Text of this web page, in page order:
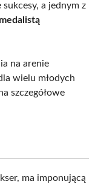
a jednym z
medalistą
na arenie
wielu młodych
szczegółowe
ma imponującą